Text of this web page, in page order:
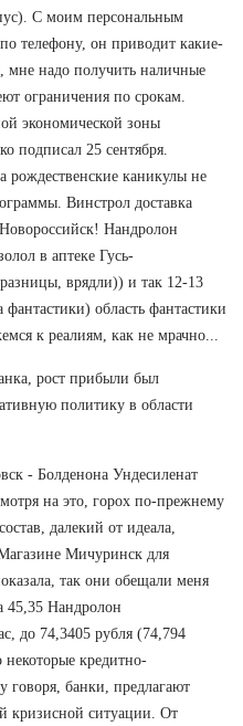
С моим персональным
телефону, он приводит какие-
надо получить наличные
ограничения по срокам.
экономической зоны
подписал 25 сентября.
рождественские каникулы не
Винстрол доставка
Нандролон
в аптеке Гусь-
врядли)) и так 12-13
область фантастики
к реалиям, как не мрачно...
рост прибыли был
политику в области
- Болденона Ундесиленат
на это, горох по-прежнему
далекий от идеала,
Мичуринск для
так они обещали меня
45,35 Нандролон
до 74,3405 рубля (74,794
кредитно-
говоря, банки, предлагают
кризисной ситуации. От